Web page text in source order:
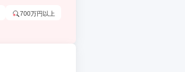
700万円以上